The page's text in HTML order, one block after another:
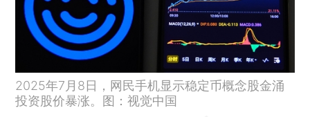
2025年7月8日，网民手机显示稳定币概念股金涌
投资股价暴涨。图：视觉中国